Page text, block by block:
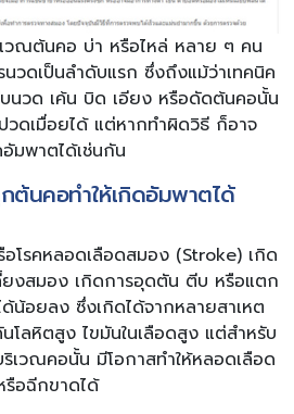
วณต้นคอ บ่า หรือไหล่ หลาย ๆ คน
วดเป็นลำดับแรก ซึ่งถึงแม้ว่าเทคนิค
นวด เค้น บิด เอียง หรือดัดต้นคอนั้น
ปวดเมื่อยได้ แต่หากทำผิดวิธี ก็อาจ
อัมพาตได้เช่นกัน
ต้นคอทำให้เกิดอัมพาตได้
โรคหลอดเลือดสมอง (Stroke) เกิด
ยงสมอง เกิดการอุดตัน ตีบ หรือแตก
ด้น้อยลง ซึ่งเกิดได้จากหลายสาเหต
นโลหิตสูง ไขมันในเลือดสูง แต่สำหรับ
เวณคอนั้น มีโอกาสทำให้หลอดเลือด
รือฉีกขาดได้